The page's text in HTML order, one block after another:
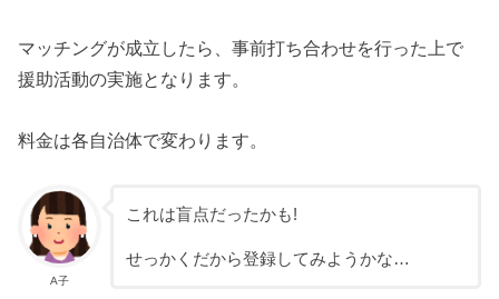
マッチングが成立したら、事前打ち合わせを行った上で
援助活動の実施となります。
料金は各自治体で変わります。
A子
これは盲点だったかも!
せっかくだから登録してみようかな…